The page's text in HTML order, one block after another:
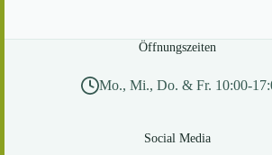
Öffnungszeiten
Mo., Mi., Do. & Fr. 10:00-
Social Media